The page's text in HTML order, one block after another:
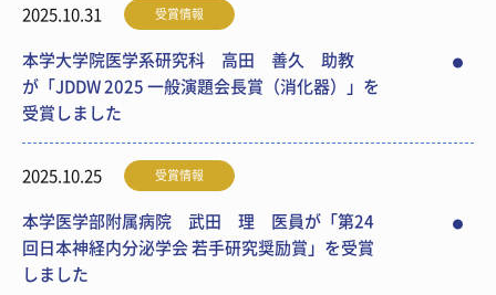
2025.10.31 受賞情報
本学大学院医学系研究科 高田 善久 助教
が「JDDW 2025 一般演題会長賞（消化器）」を
受賞しました
2025.10.25 受賞情報
本学医学部附属病院 武田 理 医員が「第24
回日本神経内分泌学会 若手研究奨励賞」を受賞
しました